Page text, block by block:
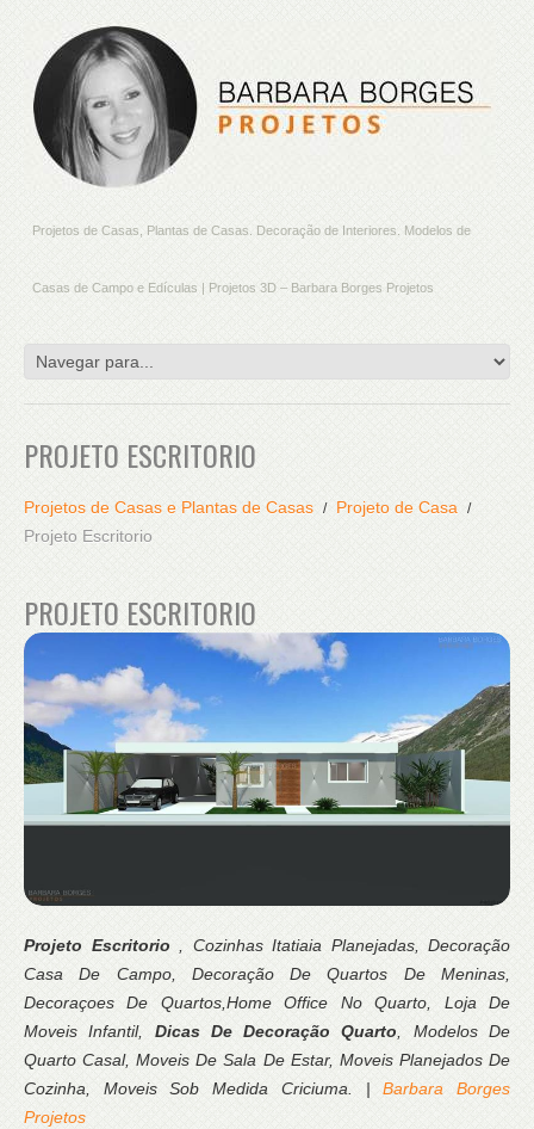
Projetos de Casas, Plantas de Casas. Decoração de Interiores. Modelos de
Casas de Campo e Edículas | Projetos 3D – Barbara Borges Projetos
PROJETO ESCRITORIO
Projetos de Casas e Plantas de Casas
Projeto de Casa
Projeto Escritorio
PROJETO ESCRITORIO
Projeto Escritorio , Cozinhas Itatiaia Planejadas, Decoração
Casa De Campo, Decoração De Quartos De Meninas,
Decoraçoes De Quartos,Home Office No Quarto, Loja De
Moveis Infantil,Dicas De Decoração Quarto, Modelos De
Quarto Casal, Moveis De Sala De Estar, Moveis Planejados De
Cozinha, Moveis Sob Medida Criciuma. |Barbara Borges
Projetos